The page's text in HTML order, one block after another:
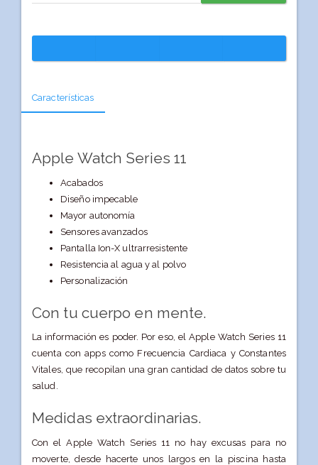
Características
Apple Watch Series 11
Acabados
Diseño impecable
Mayor autonomía
Sensores avanzados
Pantalla Ion-X ultrarresistente
Resistencia al agua y al polvo
Personalización
Con tu cuerpo en mente.
La información es poder. Por eso, el Apple Watch Series 11
cuenta con apps como Frecuencia Cardiaca y Constantes
Vitales, que recopilan una gran cantidad de datos sobre tu
salud.
Medidas extraordinarias.
Con el Apple Watch Series 11 no hay excusas para no
moverte, desde hacerte unos largos en la piscina hasta